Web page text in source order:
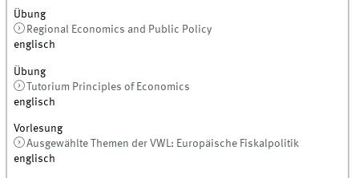
Übung
Regional Economics and Public Policy
englisch
Übung
Tutorium Principles of Economics
englisch
Vorlesung
Ausgewählte Themen der VWL: Europäische Fiskalpolitik
englisch